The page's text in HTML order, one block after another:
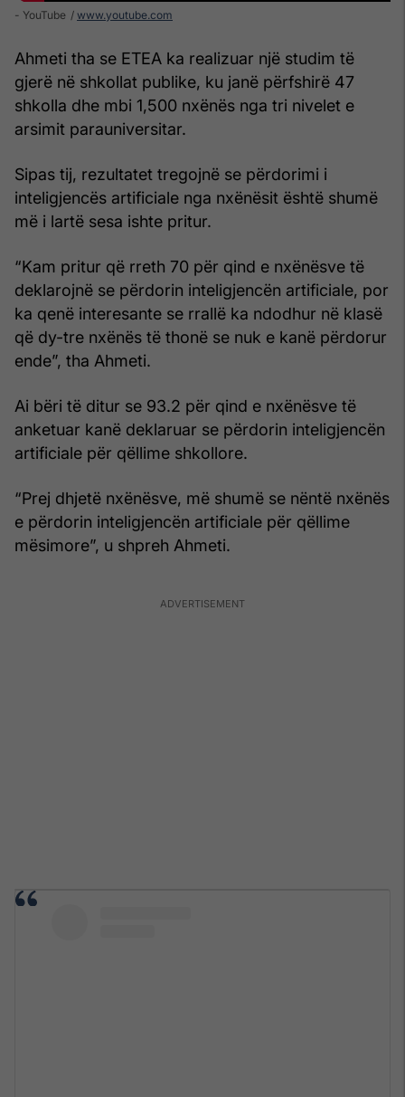
- YouTube www.youtube.com
Ahmeti tha se ETEA ka realizuar një studim të
gjerë në shkollat publike, ku janë përfshirë 47
shkolla dhe mbi 1,500 nxënës nga tri nivelet e
arsimit parauniversitar.
Sipas tij, rezultatet tregojnë se përdorimi i
inteligjencës artificiale nga nxënësit është shumë
më i lartë sesa ishte pritur.
“Kam pritur që rreth 70 për qind e nxënësve të
deklarojnë se përdorin inteligjencën artificiale, por
ka qenë interesante se rrallë ka ndodhur në klasë
që dy-tre nxënës të thonë se nuk e kanë përdorur
ende”, tha Ahmeti.
Ai bëri të ditur se 93.2 për qind e nxënësve të
anketuar kanë deklaruar se përdorin inteligjencën
artificiale për qëllime shkollore.
“Prej dhjetë nxënësve, më shumë se nëntë nxënës
e përdorin inteligjencën artificiale për qëllime
mësimore”, u shpreh Ahmeti.